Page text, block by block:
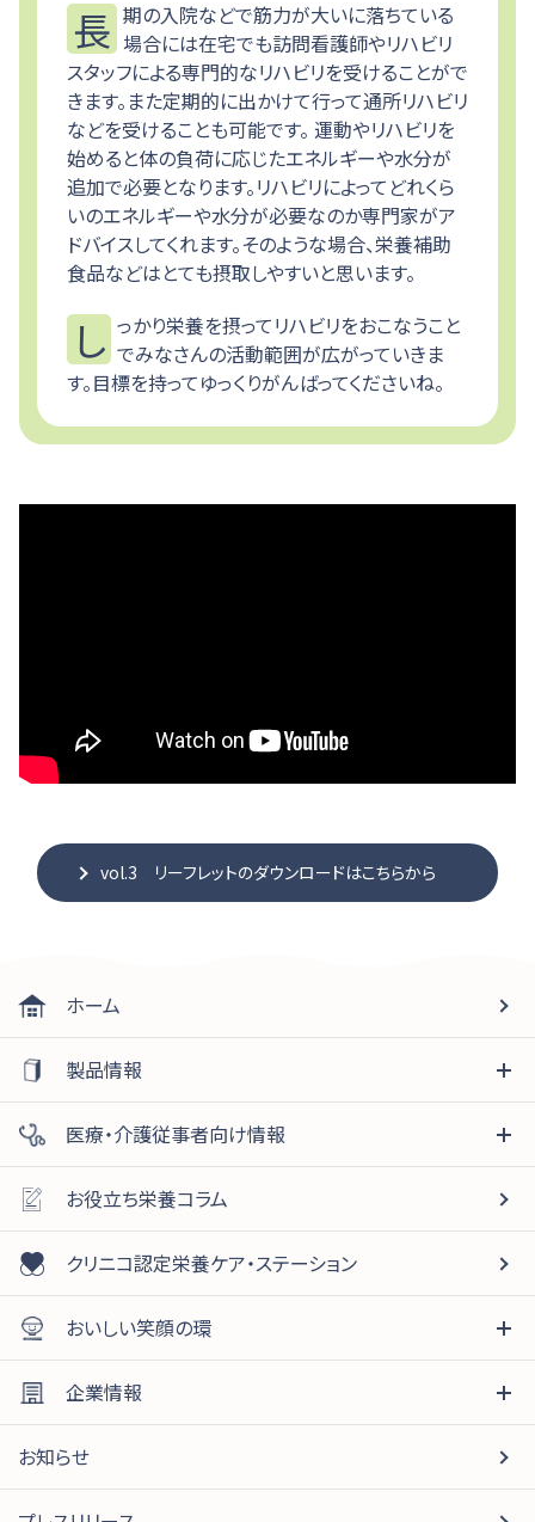
長期の入院などで筋力が大いに落ちている 場合には在宅でも訪問看護師やリハビリ
スタッフによる専門的なリハビリを受けることがで
きます。また定期的に出かけて行って通所リハビリ
などを受けることも可能です。 運動やリハビリを
始めると体の負荷に応じたエネルギーや水分が
追加で必要となります。リハビリによってどれくら
いのエネルギーや水分が必要なのか専門家がア
ドバイスしてくれます。そのような場合、栄養補助
食品などはとても摂取しやすいと思います。
しっかり栄養を摂ってリハビリをおこなうこと でみなさんの活動範囲が広がっていきま
す。目標を持ってゆっくりがんばってくださいね。
vol.3 リーフレットのダウンロードはこちらから
ホーム
製品情報
医療・介護従事者向け情報
お役立ち栄養コラム
クリニコ認定栄養ケア・ステーション
おいしい笑顔の環
企業情報
お知らせ